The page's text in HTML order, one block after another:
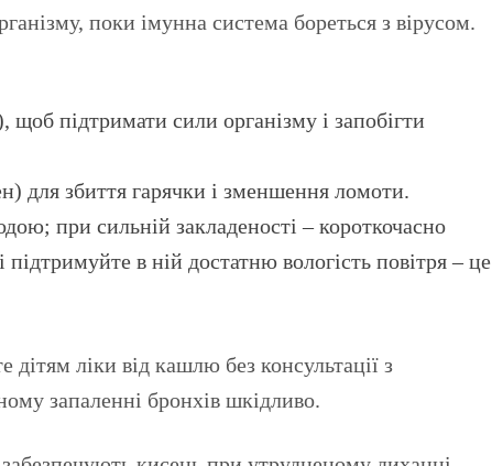
поки імунна система бореться з вірусом.
підтримати сили організму і запобігти
для збиття гарячки і зменшення ломоти.
при сильній закладеності – короткочасно
в ній достатню вологість повітря – це
ліки від кашлю без консультації з
запаленні бронхів шкідливо.